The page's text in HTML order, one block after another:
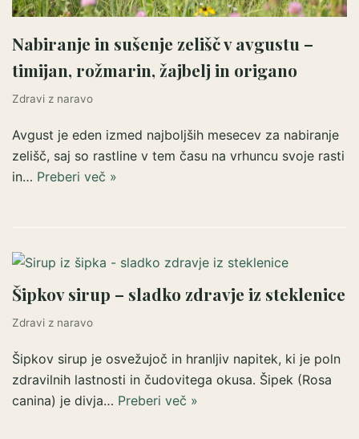
Nabiranje in sušenje zelišč v avgustu –
timijan, rožmarin, žajbelj in origano
Zdravi z naravo
Avgust je eden izmed najboljših mesecev za nabiranje
zelišč, saj so rastline v tem času na vrhuncu svoje rasti
in… Preberi več »
Šipkov sirup – sladko zdravje iz steklenice
Zdravi z naravo
Šipkov sirup je osvežujoč in hranljiv napitek, ki je poln
zdravilnih lastnosti in čudovitega okusa. Šipek (Rosa
canina) je divja… Preberi več »